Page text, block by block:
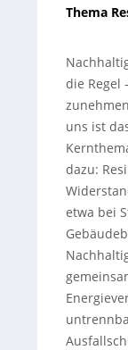
Thema
die Regel
uns ist
dazu:
etwa bei